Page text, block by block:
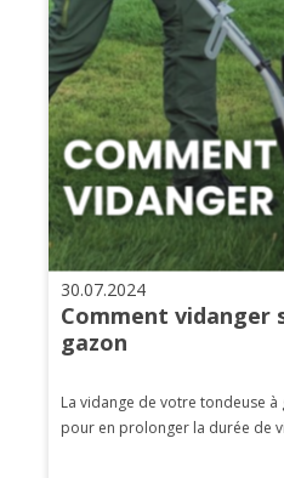
30.07.2024
Comment vidanger
gazon
La vidange de votre tondeuse
pour en prolonger la durée de